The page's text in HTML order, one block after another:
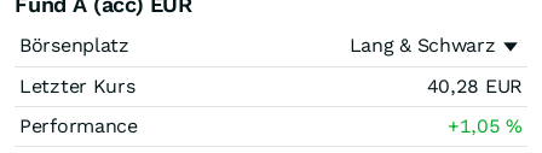
Börsenplatz
Lang & Schwarz
Letzter Kurs
40,28 EUR
Performance
+1,05%